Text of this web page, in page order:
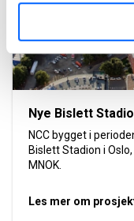
Nye Bislett
NCC bygget i
Bislett Stadion i
MNOK.
Les mer om